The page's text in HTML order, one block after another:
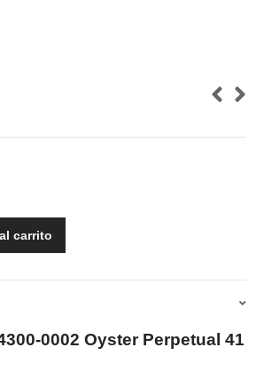
carrito
0002 Oyster Perpetual 41